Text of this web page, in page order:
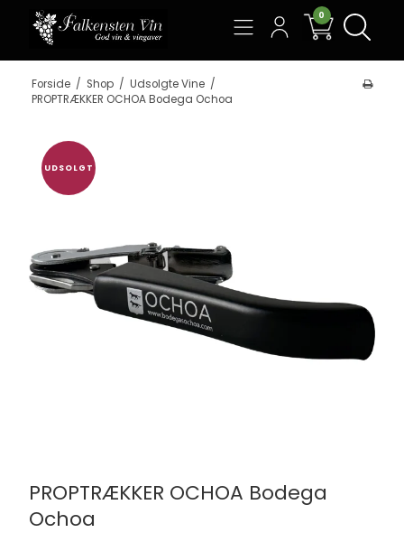
0
Forside / Shop / Udsolgte Vine /
PROPTRÆKKER OCHOA Bodega Ochoa
UDSOLGT
PROPTRÆKKER OCHOA Bodega
Ochoa